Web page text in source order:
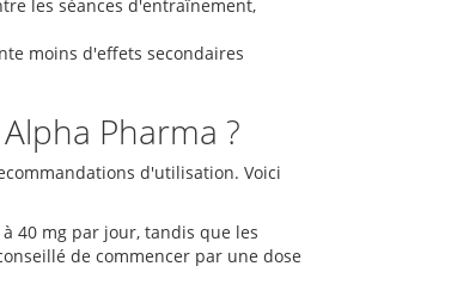
les séances d'entraînement,
moins d'effets secondaires
Pharma ?
d'utilisation. Voici
40 mg par jour, tandis que les
de commencer par une dose